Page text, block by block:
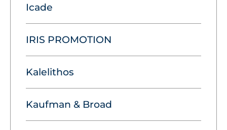
Icade
IRIS PROMOTION
Kalelithos
Kaufman & Broad